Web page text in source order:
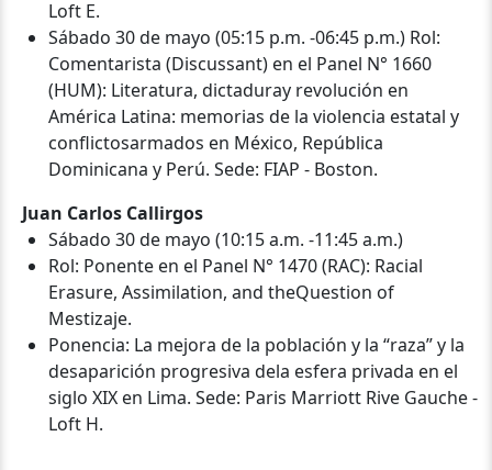
Loft E.
Sábado 30 de mayo (05:15 p.m. -06:45 p.m.) Rol:
Comentarista (Discussant) en el Panel N° 1660
(HUM): Literatura, dictaduray revolución en
América Latina: memorias de la violencia estatal y
conflictosarmados en México, República
Dominicana y Perú. Sede: FIAP - Boston.
Juan Carlos Callirgos
Sábado 30 de mayo (10:15 a.m. -11:45 a.m.)
Rol: Ponente en el Panel N° 1470 (RAC): Racial
Erasure, Assimilation, and theQuestion of
Mestizaje.
Ponencia: La mejora de la población y la “raza” y la
desaparición progresiva dela esfera privada en el
siglo XIX en Lima. Sede: Paris Marriott Rive Gauche -
Loft H.